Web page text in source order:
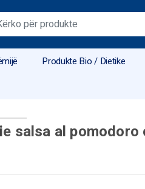
Produkte Bio / Dietike
salsa al pomodoro